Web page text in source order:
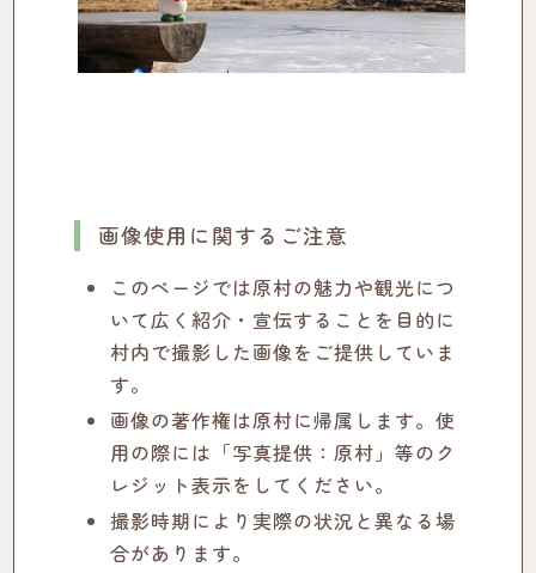
画像使用に関するご注意
このページでは原村の魅力や観光につ
いて広く紹介・宣伝することを目的に
村内で撮影した画像をご提供していま
す。
画像の著作権は原村に帰属します。使
用の際には「写真提供：原村」等のク
レジット表示をしてください。
撮影時期により実際の状況と異なる場
合があります。